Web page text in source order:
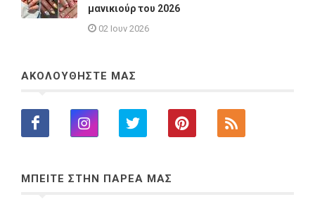
μανικιούρ του 2026
02 Ιουν 2026
ΑΚΟΛΟΥΘΗΣΤΕ ΜΑΣ
ΜΠΕΙΤΕ ΣΤΗΝ ΠΑΡΕΑ ΜΑΣ